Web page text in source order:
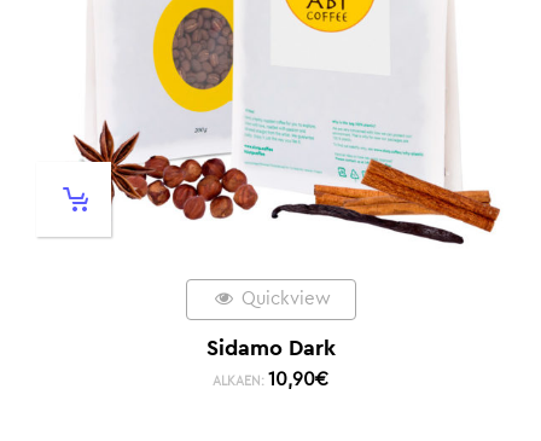
Quickview
Sidamo Dark
ALKAEN: 10,90€